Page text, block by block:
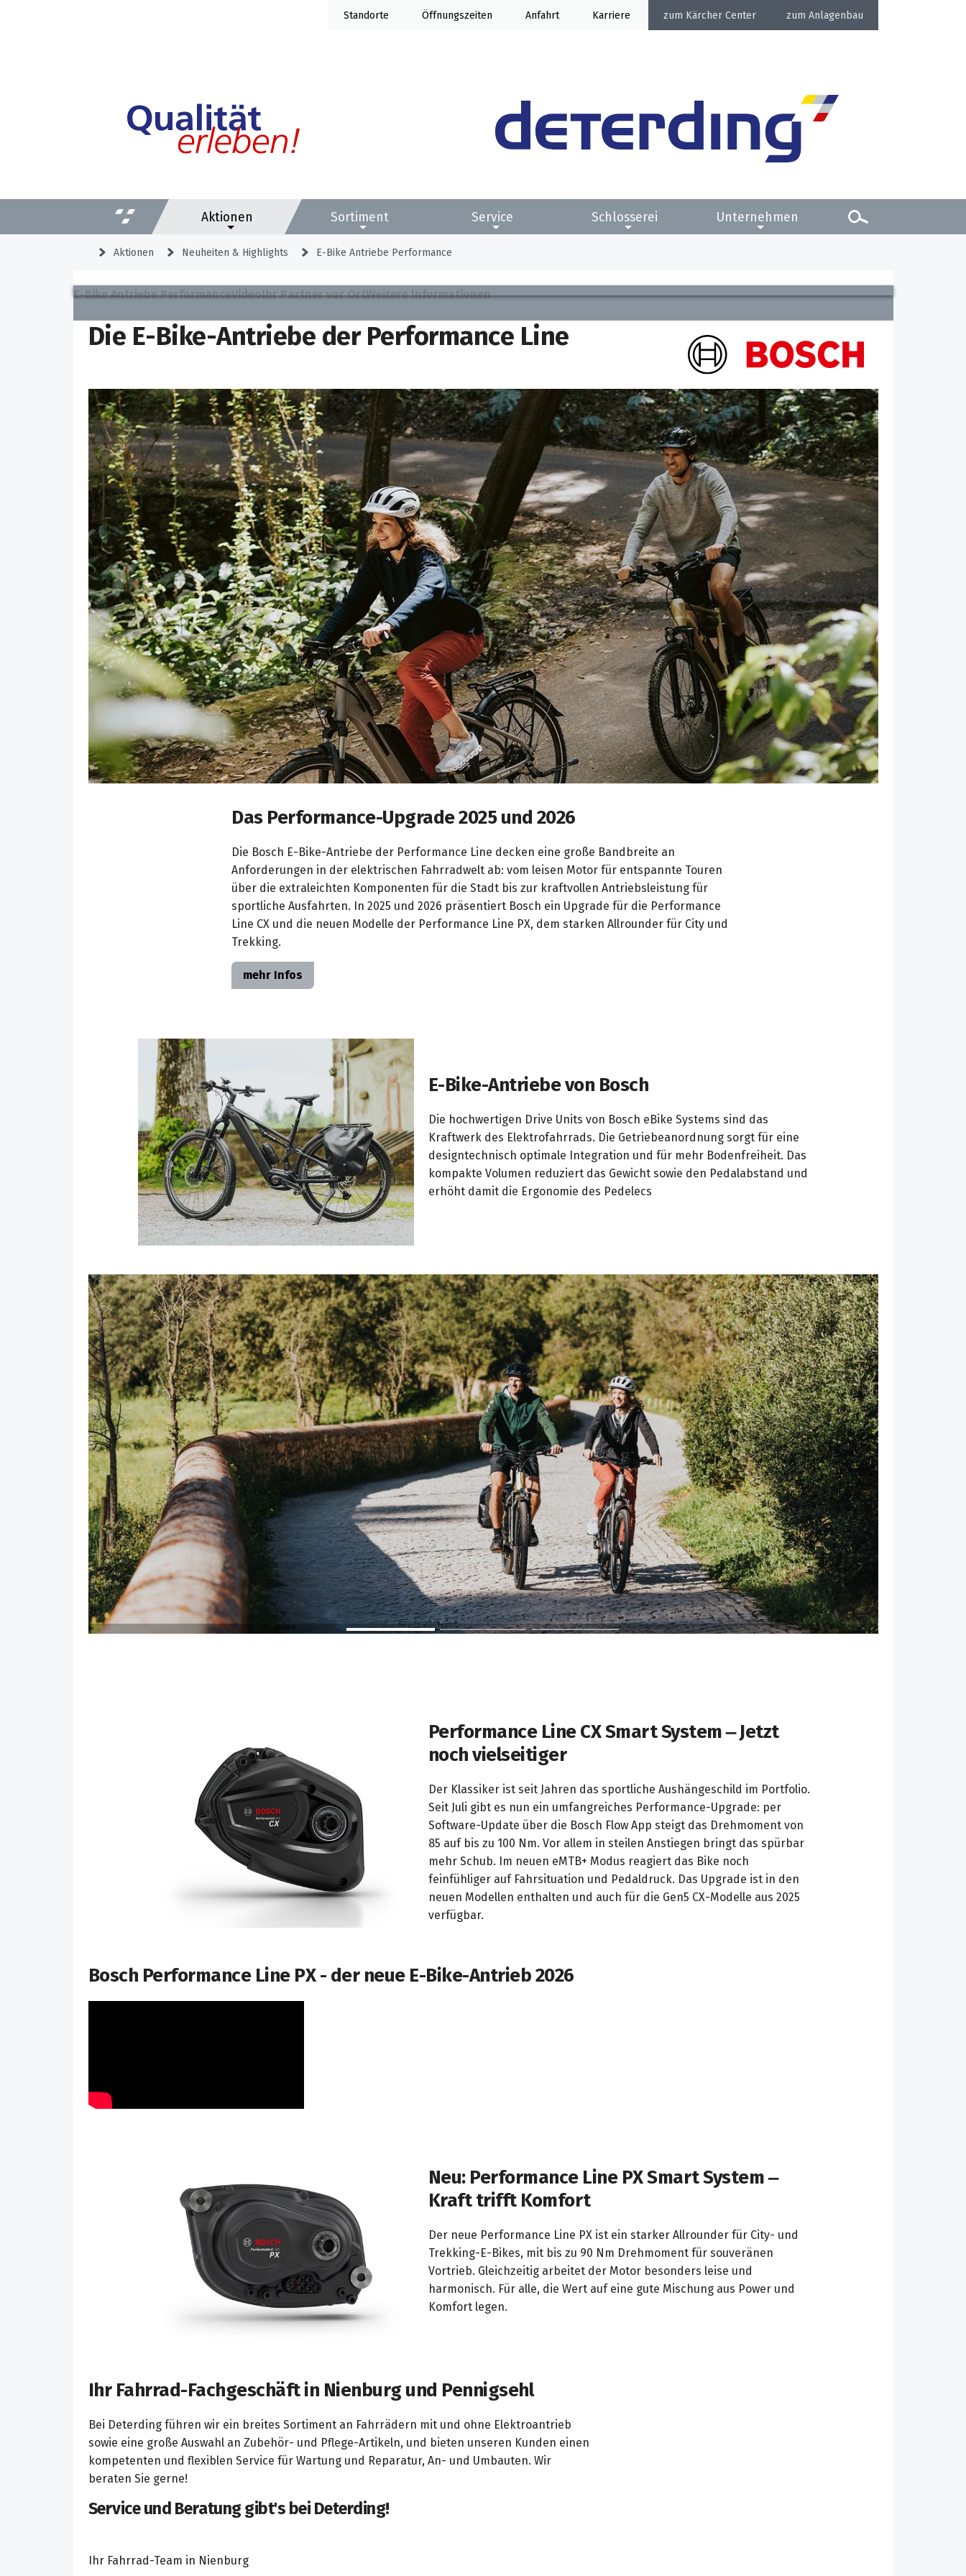
Standorte Öffnung Anfahrt Karriere Kärcher Center Anlagenbau
Aktionen Sortiment Service Schlosserei Unternehmen
Aktionen Neuheiten & Highlights E-Bike Antriebe Performance
E-Bike Antriebe PerformanceVideoIhr Partner vor OrtWeitere Informationen
Die E-Bike-Antriebe der Performance Line
Das Performance-Upgrade 2025 und 2026
Die Bosch E-Bike-Antriebe der Performance Line decken eine große Bandbreite an
Anforderungen in der elektrischen Fahrradwelt ab: vom leisen Motor für entspannte Touren
über die extraleichten Komponenten für die Stadt bis zur kraftvollen Antriebsleistung für
sportliche Ausfahrten. In 2025 und 2026 präsentiert Bosch ein Upgrade für die Performance
Line CX und die neuen Modelle der Performance Line PX, dem starken Allrounder für City und
Trekking.
mehr Infos
E-Bike-Antriebe von Bosch
Die hochwertigen Drive Units von Bosch eBike Systems sind das
Kraftwerk des Elektrofahrrads. Die Getriebeanordnung sorgt für eine
designtechnisch optimale Integration und für mehr Bodenfreiheit. Das
kompakte Volumen reduziert das Gewicht sowie den Pedalabstand und
erhöht damit die Ergonomie des Pedelecs
Performance Line CX Smart System – Jetzt
noch vielseitiger
Der Klassiker ist seit Jahren das sportliche Aushängeschild im Portfolio.
Seit Juli gibt es nun ein umfangreiches Performance-Upgrade: per
Software-Update über die Bosch Flow App steigt das Drehmoment von
85 auf bis zu 100 Nm. Vor allem in steilen Anstiegen bringt das spürbar
mehr Schub. Im neuen eMTB+ Modus reagiert das Bike noch
feinfühliger auf Fahrsituation und Pedaldruck. Das Upgrade ist in den
neuen Modellen enthalten und auch für die Gen5 CX-Modelle aus 2025
verfügbar.
Bosch Performance Line PX - der neue E-Bike-Antrieb 2026
Neu: Performance Line PX Smart System –
Kraft trifft Komfort
Der neue Performance Line PX ist ein starker Allrounder für City- und
Trekking-E-Bikes, mit bis zu 90 Nm Drehmoment für souveränen
Vortrieb. Gleichzeitig arbeitet der Motor besonders leise und
harmonisch. Für alle, die Wert auf eine gute Mischung aus Power und
Komfort legen.
Ihr Fahrrad-Fachgeschäft in Nienburg und Pennigsehl
Bei Deterding führen wir ein breites Sortiment an Fahrrädern mit und ohne Elektroantrieb
sowie eine große Auswahl an Zubehör- und Pflege-Artikeln, und bieten unseren Kunden einen
kompetenten und flexiblen Service für Wartung und Reparatur, An- und Umbauten. Wir
beraten Sie gerne!
Service und Beratung gibt's bei Deterding!
Ihr Fahrrad-Team in Nienburg